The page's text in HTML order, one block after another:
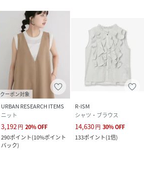
クーポン対象
URBAN RESEARCH ITEMS
ニット
3,192 円 20%OFF
290ポイント(10%ポイント
バック)
R-ISM
シャツ・ブラウス
14,630円 30%OFF
133ポイント(1倍)